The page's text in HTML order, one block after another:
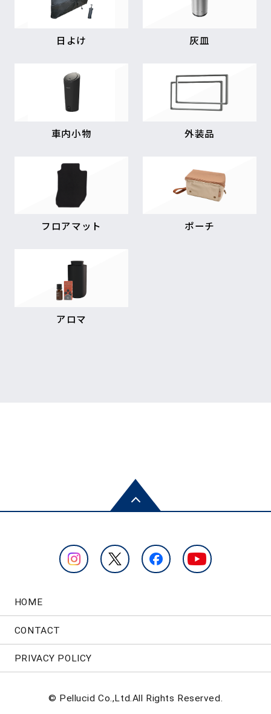
日よけ 灰皿
車内小物 外装品
フロアマット ポーチ
アロマ
HOME
CONTACT
PRIVACY POLICY
© Pellucid Co.,Ltd.All Rights Reserved.